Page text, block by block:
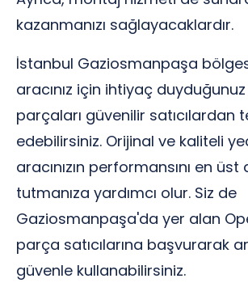
kazanmanızı sağlayacaklardır.
İstanbul Gaziosmanpaşa
aracınız için ihtiyaç
parçaları güvenilir satıcılardan
edebilirsiniz. Orijinal ve kaliteli
aracınızın performansını en
tutmanıza yardımcı olur. Siz de
Gaziosmanpaşa'da yer alan
parça satıcılarına başvurarak
güvenle kullanabilirsiniz.